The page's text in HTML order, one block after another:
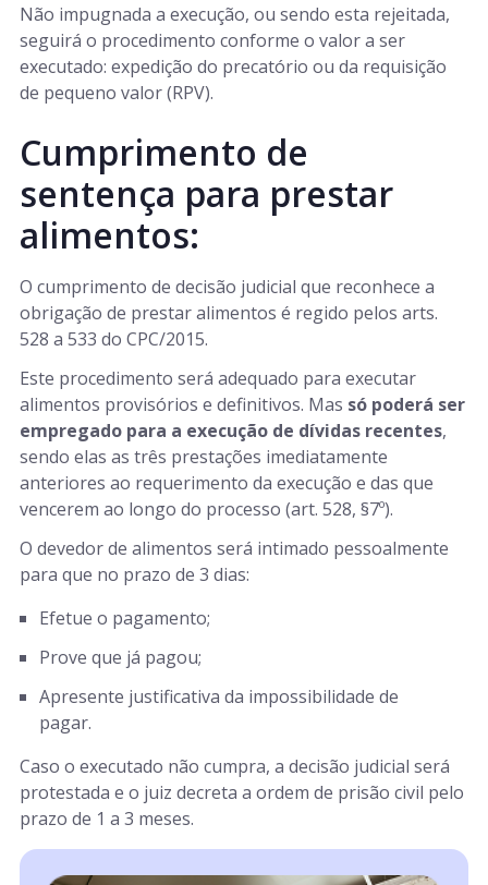
Não impugnada a execução, ou sendo esta rejeitada,
seguirá o procedimento conforme o valor a ser
executado: expedição do precatório ou da requisição
de pequeno valor (RPV).
Cumprimento de
sentença para prestar
alimentos:
O cumprimento de decisão judicial que reconhece a
obrigação de prestar alimentos é regido pelos arts.
528 a 533 do CPC/2015.
Este procedimento será adequado para executar
alimentos provisórios e definitivos. Mas só poderá ser
empregado para a execução de dívidas recentes,
sendo elas as três prestações imediatamente
anteriores ao requerimento da execução e das que
vencerem ao longo do processo (art. 528, §7º).
O devedor de alimentos será intimado pessoalmente
para que no prazo de 3 dias:
Efetue o pagamento;
Prove que já pagou;
Apresente justificativa da impossibilidade de
pagar.
Caso o executado não cumpra, a decisão judicial será
protestada e o juiz decreta a ordem de prisão civil pelo
prazo de 1 a 3 meses.